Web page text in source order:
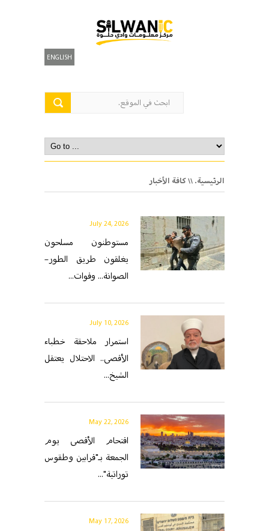
ENGLISH
الرئيسية.\\ كافة الأخبار
July 24, 2026
مستوطنون مسلحون
يغلقون طريق الطور–
الصوانة... وقوات...
July 10, 2026
استمرار ملاحقة خطباء
الأقصى.. الاحتلال يعتقل
الشيخ...
May 22, 2026
اقتحام الأقصى يوم
الجمعة بـ"قرابين وطقوس
توراتية"...
May 17, 2026